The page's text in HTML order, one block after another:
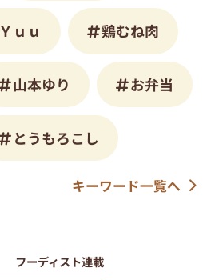
Ｙｕｕ 鶏むね肉
山本ゆり お弁当
とうもろこし
キーワード一覧へ
フーディスト連載